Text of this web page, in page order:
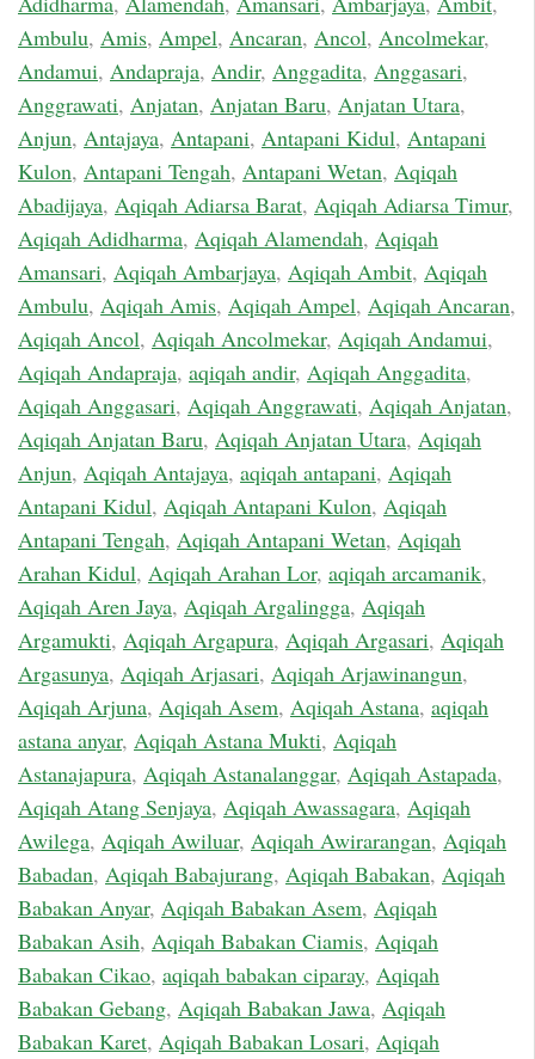
Ambulu, Amis, Ampel, Ancaran, Ancol, Ancolmekar,
Andamui, Andapraja, Andir, Anggadita, Anggasari,
Anggrawati, Anjatan, Anjatan Baru, Anjatan Utara,
Anjun, Antajaya, Antapani, Antapani Kidul, Antapani
Kulon, Antapani Tengah, Antapani Wetan, Aqiqah
Abadijaya, Aqiqah Adiarsa Barat, Aqiqah Adiarsa Timur,
Aqiqah Adidharma, Aqiqah Alamendah, Aqiqah
Amansari, Aqiqah Ambarjaya, Aqiqah Ambit, Aqiqah
Ambulu, Aqiqah Amis, Aqiqah Ampel, Aqiqah Ancaran,
Aqiqah Ancol, Aqiqah Ancolmekar, Aqiqah Andamui,
Aqiqah Andapraja, aqiqah andir, Aqiqah Anggadita,
Aqiqah Anggasari, Aqiqah Anggrawati, Aqiqah Anjatan,
Aqiqah Anjatan Baru, Aqiqah Anjatan Utara, Aqiqah
Anjun, Aqiqah Antajaya, aqiqah antapani, Aqiqah
Antapani Kidul, Aqiqah Antapani Kulon, Aqiqah
Antapani Tengah, Aqiqah Antapani Wetan, Aqiqah
Arahan Kidul, Aqiqah Arahan Lor, aqiqah arcamanik,
Aqiqah Aren Jaya, Aqiqah Argalingga, Aqiqah
Argamukti, Aqiqah Argapura, Aqiqah Argasari, Aqiqah
Argasunya, Aqiqah Arjasari, Aqiqah Arjawinangun,
Aqiqah Arjuna, Aqiqah Asem, Aqiqah Astana, aqiqah
astana anyar, Aqiqah Astana Mukti, Aqiqah
Astanajapura, Aqiqah Astanalanggar, Aqiqah Astapada,
Aqiqah Atang Senjaya, Aqiqah Awassagara, Aqiqah
Awilega, Aqiqah Awiluar, Aqiqah Awirarangan, Aqiqah
Babadan, Aqiqah Babajurang, Aqiqah Babakan, Aqiqah
Babakan Anyar, Aqiqah Babakan Asem, Aqiqah
Babakan Asih, Aqiqah Babakan Ciamis, Aqiqah
Babakan Cikao, aqiqah babakan ciparay, Aqiqah
Babakan Gebang, Aqiqah Babakan Jawa, Aqiqah
Babakan Karet, Aqiqah Babakan Losari, Aqiqah